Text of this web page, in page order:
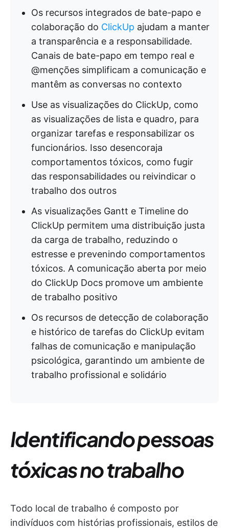
Os recursos integrados de bate-papo e
colaboração do ClickUp ajudam a manter
a transparência e a responsabilidade.
Canais de bate-papo em tempo real e
@menções simplificam a comunicação e
mantêm as conversas no contexto
Use as visualizações do ClickUp, como
as visualizações de lista e quadro, para
organizar tarefas e responsabilizar os
funcionários. Isso desencoraja
comportamentos tóxicos, como fugir
das responsabilidades ou reivindicar o
trabalho dos outros
As visualizações Gantt e Timeline do
ClickUp permitem uma distribuição justa
da carga de trabalho, reduzindo o
estresse e prevenindo comportamentos
tóxicos. A comunicação aberta por meio
do ClickUp Docs promove um ambiente
de trabalho positivo
Os recursos de detecção de colaboração
e histórico de tarefas do ClickUp evitam
falhas de comunicação e manipulação
psicológica, garantindo um ambiente de
trabalho profissional e solidário
Identificando pessoas
tóxicas no trabalho
Todo local de trabalho é composto por
indivíduos com histórias profissionais, estilos de